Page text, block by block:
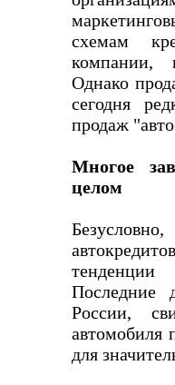
схемам
компании,
Однако
сегодня
продаж
Многое
целом
Последние
России,
автомобиля
для